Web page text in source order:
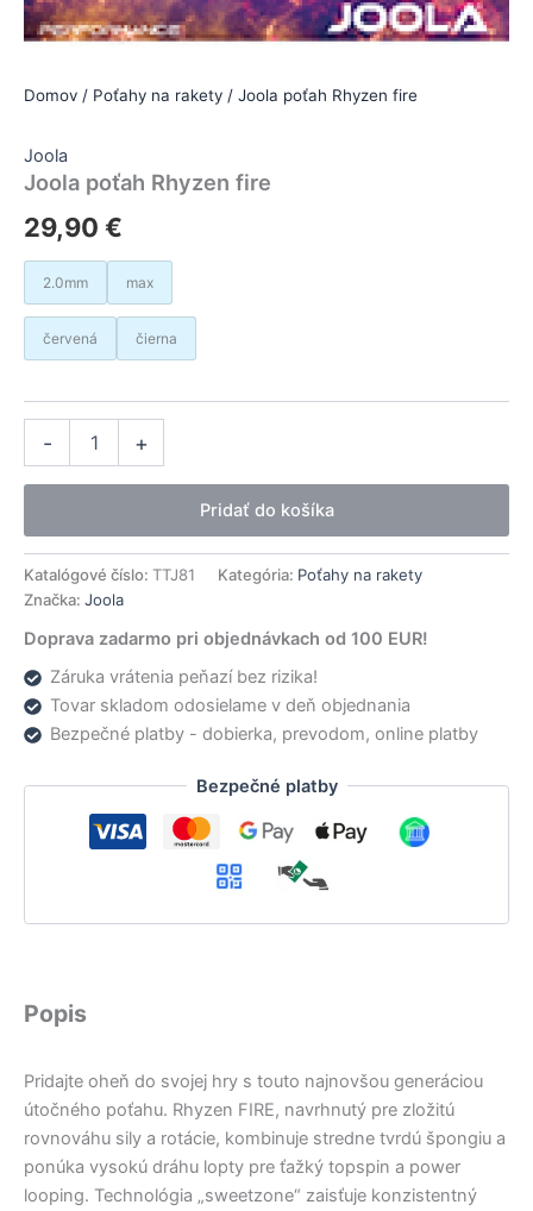
Domov / Poťahy na rakety / Joola poťah Rhyzen fire
Joola
Joola poťah Rhyzen fire
29,90 €
2.0mm max
červená čierna
- +
Pridať do košíka
Katalógové číslo: TTJ81 Kategória: Poťahy na rakety
Značka: Joola
Doprava zadarmo pri objednávkach od 100 EUR!
Záruka vrátenia peňazí bez rizika!
Tovar skladom odosielame v deň objednania
Bezpečné platby - dobierka, prevodom, online platby
Bezpečné platby
Popis
Pridajte oheň do svojej hry s touto najnovšou generáciou
útočného poťahu. Rhyzen FIRE, navrhnutý pre zložitú
rovnováhu sily a rotácie, kombinuje stredne tvrdú špongiu a
ponúka vysokú dráhu lopty pre ťažký topspin a power
looping. Technológia „sweetzone“ zaisťuje konzistentný